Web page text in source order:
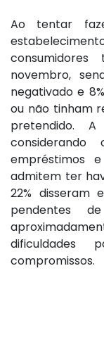
Ao tentar
novembro,
negativado e
ou não tinham
pretendido.
considerando
empréstimos
admitem ter
22% disseram
pendentes
compromissos.